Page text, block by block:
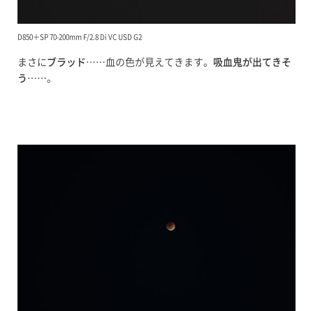
D850＋SP 70-200mm F/2.8 Di VC USD G2
まさに ブラッド ……血の色が見えてきます。 吸血鬼が出てきそ
う ……。